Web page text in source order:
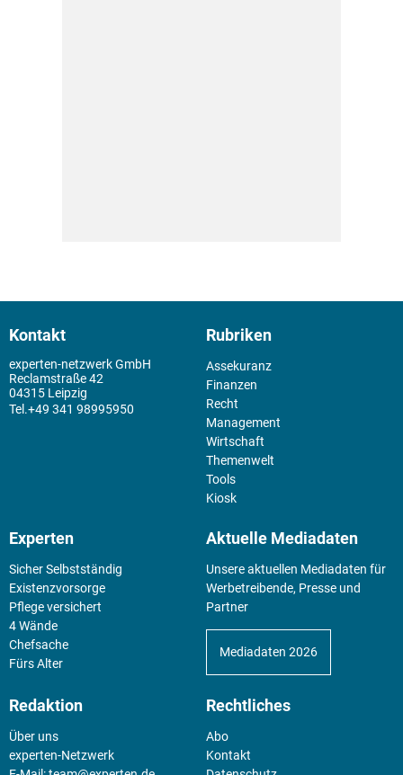
Kontakt
experten-netzwerk GmbH
Reclamstraße 42
04315 Leipzig
+49 341 98995950
Rubriken
Assekuranz
Finanzen
Recht
Management
Wirtschaft
Themenwelt
Tools
Kiosk
Experten
Sicher Selbstständig
Existenz­vorsorge
Pflege versichert
4 Wände
Chefsache
Fürs Alter
Aktuelle Mediadaten
Unsere aktuellen Mediadaten für
Werbetreibende, Presse und
Partner
Mediadaten 2026
Redaktion
Über uns
experten-Netzwerk
Rechtliches
Abo
Kontakt